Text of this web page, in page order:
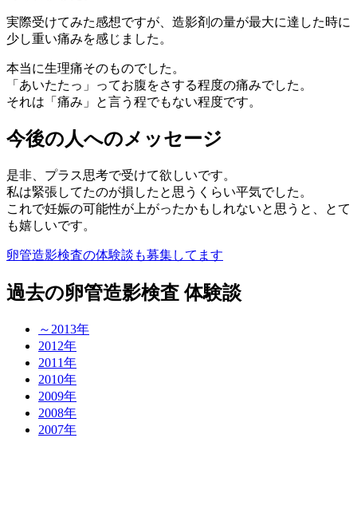
実際受けてみた感想ですが、造影剤の量が最大に達した時に
少し重い痛みを感じました。
本当に生理痛そのものでした。
「あいたたっ」ってお腹をさする程度の痛みでした。
それは「痛み」と言う程でもない程度です。
今後の人へのメッセージ
是非、プラス思考で受けて欲しいです。
私は緊張してたのが損したと思うくらい平気でした。
これで妊娠の可能性が上がったかもしれないと思うと、とて
も嬉しいです。
卵管造影検査の体験談も募集してます
過去の卵管造影検査 体験談
～2013年
2012年
2011年
2010年
2009年
2008年
2007年